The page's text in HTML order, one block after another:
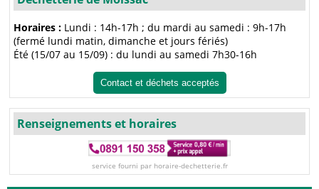
Horaires : Lundi : 14h-17h ; du mardi au samedi : 9h-17h
(fermé lundi matin, dimanche et jours fériés)
Été (15/07 au 15/09) : du lundi au samedi 7h30-16h
Contact et déchets acceptés
Renseignements et horaires
service fourni par horaire-dechetterie.fr